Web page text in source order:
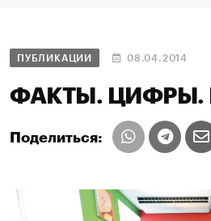
ПУБЛИКАЦИИ 08.04.2014
ФАКТЫ. ЦИФРЫ.
Поделиться: